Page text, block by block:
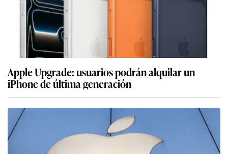
Apple Upgrade: usuarios podrán alquilar un
iPhone de última generación